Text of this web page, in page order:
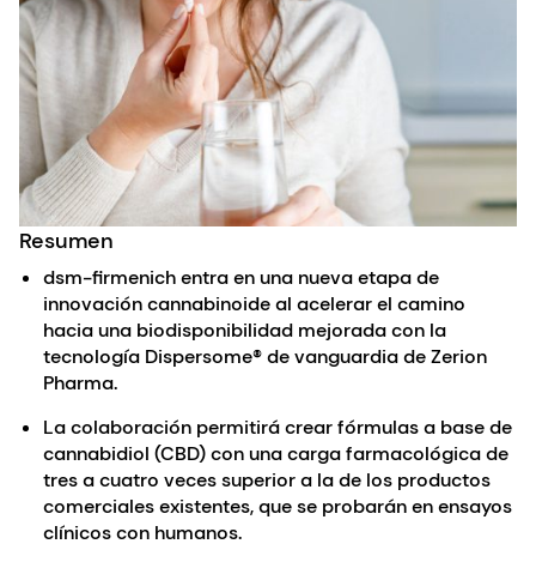
Resumen
dsm-firmenich entra en una nueva etapa de
innovación cannabinoide al acelerar el camino
hacia una biodisponibilidad mejorada con la
tecnología Dispersome® de vanguardia de Zerion
Pharma.
La colaboración permitirá crear fórmulas a base de
cannabidiol (CBD) con una carga farmacológica de
tres a cuatro veces superior a la de los productos
comerciales existentes, que se probarán en ensayos
clínicos con humanos.